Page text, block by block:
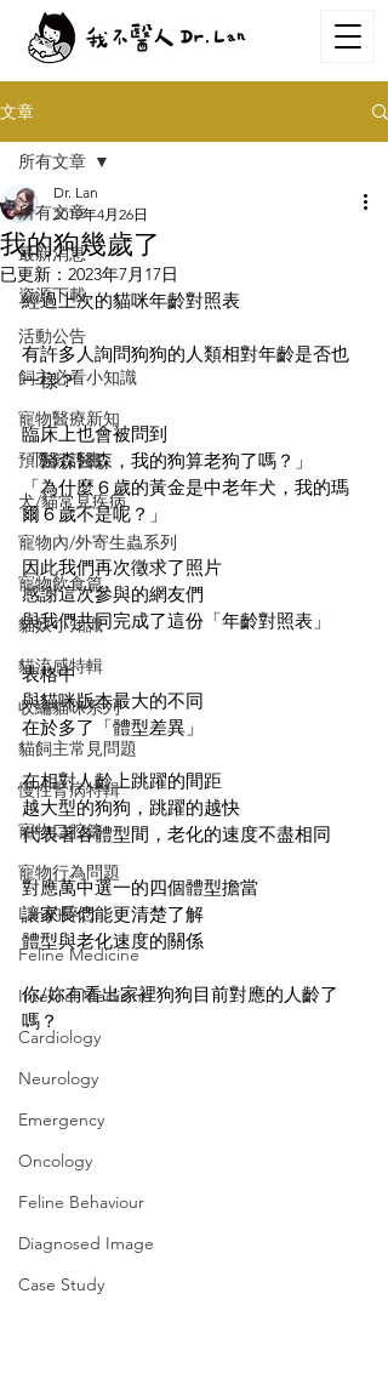
文章
所有文章
最新消息
資源下載
活動公告
飼主必看小知識
寵物醫療新知
預防針計畫
犬/貓常見疾病
寵物內/外寄生蟲系列
寵物飲食篇
貓奴小知識
貓流感特輯
收編貓咪系列
貓飼主常見問題
慢性腎病特輯
寵物口腔篇
寵物行為問題
Lan的碎念
Feline Medicine
Internal Medicine
Cardiology
Neurology
Emergency
Oncology
Feline Behaviour
Diagnosed Image
Case Study
所有文章
我的狗幾歲了
Dr. Lan
2019年4月26日
已更新： 2023年7月17日
經過上次的貓咪年齡對照表
有許多人詢問狗狗的人類相對年齡是否也
一樣？
臨床上也會被問到
「醫森醫森，我的狗算老狗了嗎？」
「為什麼６歲的黃金是中老年犬，我的瑪
爾６歲不是呢？」
因此我們再次徵求了照片
感謝這次參與的網友們
與我們共同完成了這份「年齡對照表」
表格中
與貓咪版本最大的不同
在於多了「體型差異」
在相對人齡上跳躍的間距
越大型的狗狗，跳躍的越快
代表著各體型間，老化的速度不盡相同
對應萬中選一的四個體型擔當
讓家長們能更清楚了解
體型與老化速度的關係
你/妳有看出家裡狗狗目前對應的人齡了
嗎？